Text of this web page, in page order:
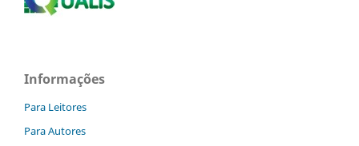
Informações
Para Leitores
Para Autores